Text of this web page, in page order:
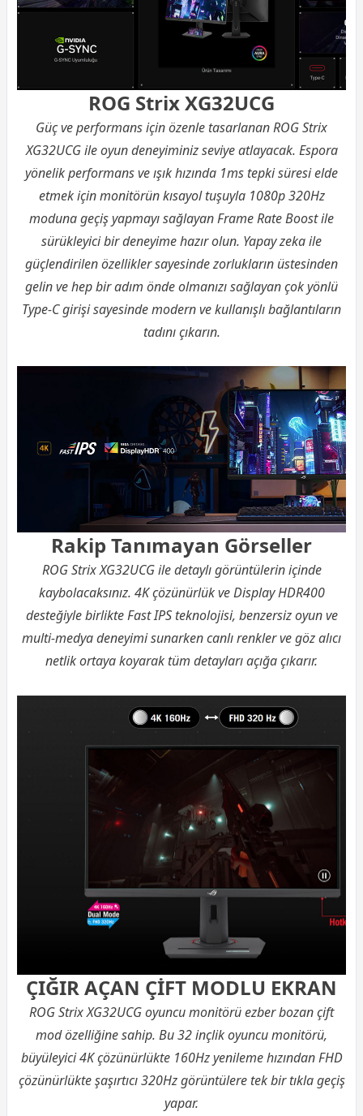
ROG Strix XG32UCG
Güç ve performans için özenle tasarlanan ROG Strix
XG32UCG ile oyun deneyiminiz seviye atlayacak. Espora
yönelik performans ve ışık hızında 1ms tepki süresi elde
etmek için monitörün kısayol tuşuyla 1080p 320Hz
moduna geçiş yapmayı sağlayan Frame Rate Boost ile
sürükleyici bir deneyime hazır olun. Yapay zeka ile
güçlendirilen özellikler sayesinde zorlukların üstesinden
gelin ve hep bir adım önde olmanızı sağlayan çok yönlü
Type-C girişi sayesinde modern ve kullanışlı bağlantıların
tadını çıkarın.
Rakip Tanımayan Görseller
ROG Strix XG32UCG ile detaylı görüntülerin içinde
kaybolacaksınız. 4K çözünürlük ve Display HDR400
desteğiyle birlikte Fast IPS teknolojisi, benzersiz oyun ve
multi-medya deneyimi sunarken canlı renkler ve göz alıcı
netlik ortaya koyarak tüm detayları açığa çıkarır.
ÇIĞIR AÇAN ÇİFT MODLU EKRAN
ROG Strix XG32UCG oyuncu monitörü ezber bozan çift
mod özelliğine sahip. Bu 32 inçlik oyuncu monitörü,
büyüleyici 4K çözünürlükte 160Hz yenileme hızından FHD
çözünürlükte şaşırtıcı 320Hz görüntülere tek bir tıkla geçiş
yapar.